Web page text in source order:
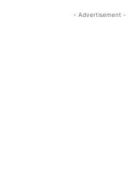
- Advertisement -